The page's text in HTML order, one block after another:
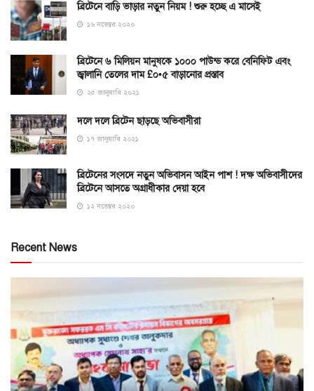
ব্রিটেনে বাড়ি ভাড়ার নতুন নিয়ম ! শুরু হচ্ছে এ মাসেই
১৬ নভেম্বর ২০২০
ব্রিটেনে ৬ মিলিয়ন মানুষকে ১০০০ পাউন্ড করে বেনিফিট এবং
জ্বালানি তেলের দাম £০•৫ বাড়ানোর প্রস্তাব
২৫ জানুয়ারি ২০২১
দলে দলে ব্রিটেন ছাড়ছে অভিবাসীরা
১৭ জানুয়ারি ২০২১
ব্রিটেনের সংসদে নতুন অভিবাসন আইন পাশ ! দক্ষ অভিবাসীদের
ব্রিটেনে আসতে অগ্রাধীকার দেয়া হবে
১২ নভেম্বর ২০২০
Recent News